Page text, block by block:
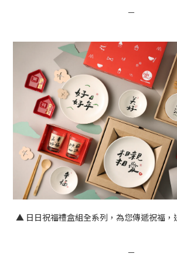
－
▲ 日日祝福禮盒組全系列，為您傳遞祝福，
－